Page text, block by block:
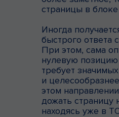
страницы в
Иногда
быстрого ответа
При этом, сама
нулевую
требует
и
этом
дожать страницу
находясь уже в